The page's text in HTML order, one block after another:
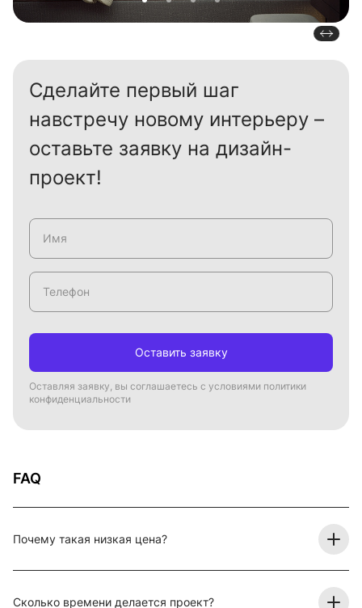
Сделайте первый шаг
навстречу новому интерьеру –
оставьте заявку на дизайн-
проект!
Оставить заявку
Оставляя заявку, вы соглашаетесь с условиями политики
конфиденциальности
FAQ
Почему такая низкая цена?
Сколько времени делается проект?